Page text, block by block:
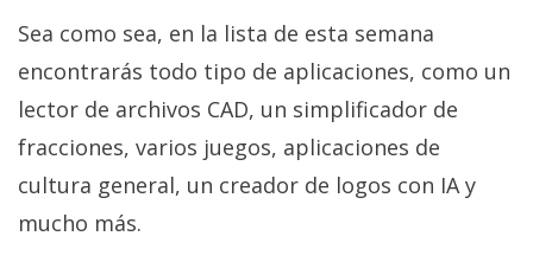
Sea como sea, en la lista de esta semana
encontrarás todo tipo de aplicaciones, como un
lector de archivos CAD, un simplificador de
fracciones, varios juegos, aplicaciones de
cultura general, un creador de logos con IA y
mucho más.